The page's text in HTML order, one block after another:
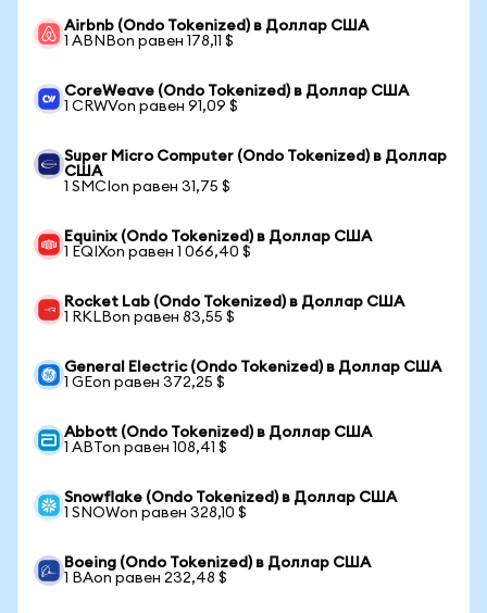
Airbnb (Ondo Tokenized) в Доллар США
1 ABNBon равен 178,11 $
CoreWeave (Ondo Tokenized) в Доллар США
1 CRWVon равен 91,09 $
Super Micro Computer (Ondo Tokenized) в Доллар
США
1 SMCIon равен 31,75 $
Equinix (Ondo Tokenized) в Доллар США
1 EQIXon равен 1 066,40 $
Rocket Lab (Ondo Tokenized) в Доллар США
1 RKLBon равен 83,55 $
General Electric (Ondo Tokenized) в Доллар США
1 GEon равен 372,25 $
Abbott (Ondo Tokenized) в Доллар США
1 ABTon равен 108,41 $
Snowflake (Ondo Tokenized) в Доллар США
1 SNOWon равен 328,10 $
Boeing (Ondo Tokenized) в Доллар США
1 BAon равен 232,48 $